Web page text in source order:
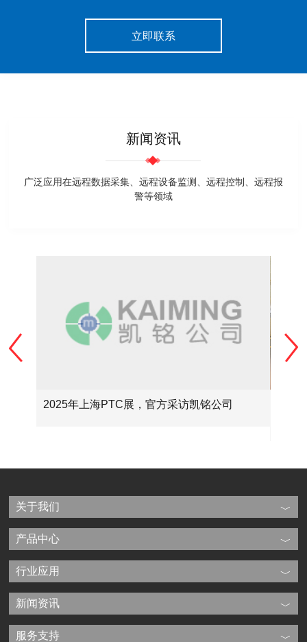
立即联系
新闻资讯
广泛应用在远程数据采集、远程设备监测、远程控制、远程报
警等领域
2025年上海PTC展，官方采访凯铭公司
关于我们
产品中心
行业应用
新闻资讯
服务支持